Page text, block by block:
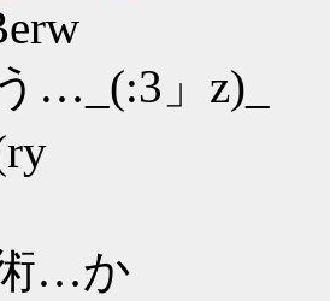
…_(:3」z)_
…か